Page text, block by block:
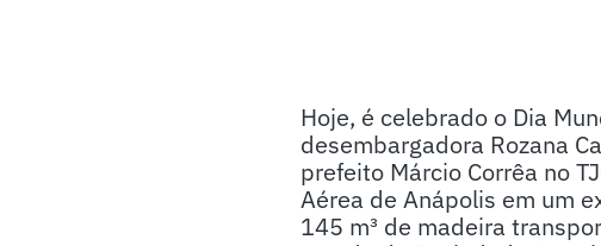
Hoje, é celebrado o Dia
desembargadora Rozana
prefeito Márcio Corrêa no
Aérea de Anápolis em um
145 m³ de madeira